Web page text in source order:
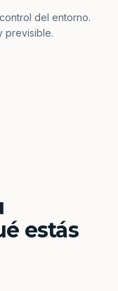
del entorno.
previsible.
estás